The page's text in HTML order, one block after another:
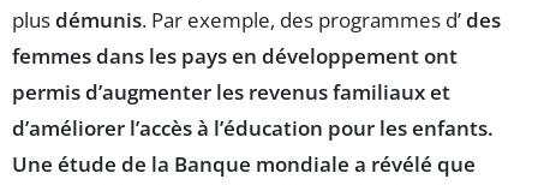
plusdémunis. Par exemple, des programmes d’des
femmes dans les pays en développement ont
permis d’augmenter les revenus familiaux et
d’améliorer l’accès à l’éducation pour les enfants.
Une étude de la Banque mondiale a révélé que